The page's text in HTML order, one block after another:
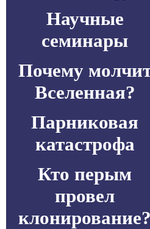
Научные
семинары
Почему
Вселенная?
Парниковая
катастрофа
Кто перым
провел
клонирование?